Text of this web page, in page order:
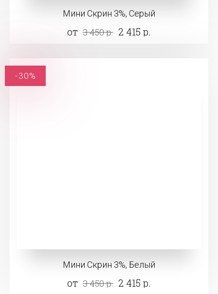
Мини Скрин 3%, Серый
от 3 450 р. 2 415 р.
Мини Скрин 3%, Белый
от 3 450 р. 2 415 р.
-30%